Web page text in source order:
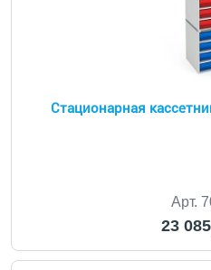
Стационарная
Арт.
23